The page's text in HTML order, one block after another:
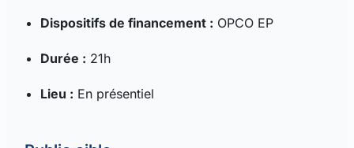
Dispositifs de financement : OPCO EP
Durée : 21h
Lieu : En présentiel